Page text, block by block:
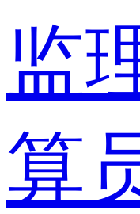
监
算